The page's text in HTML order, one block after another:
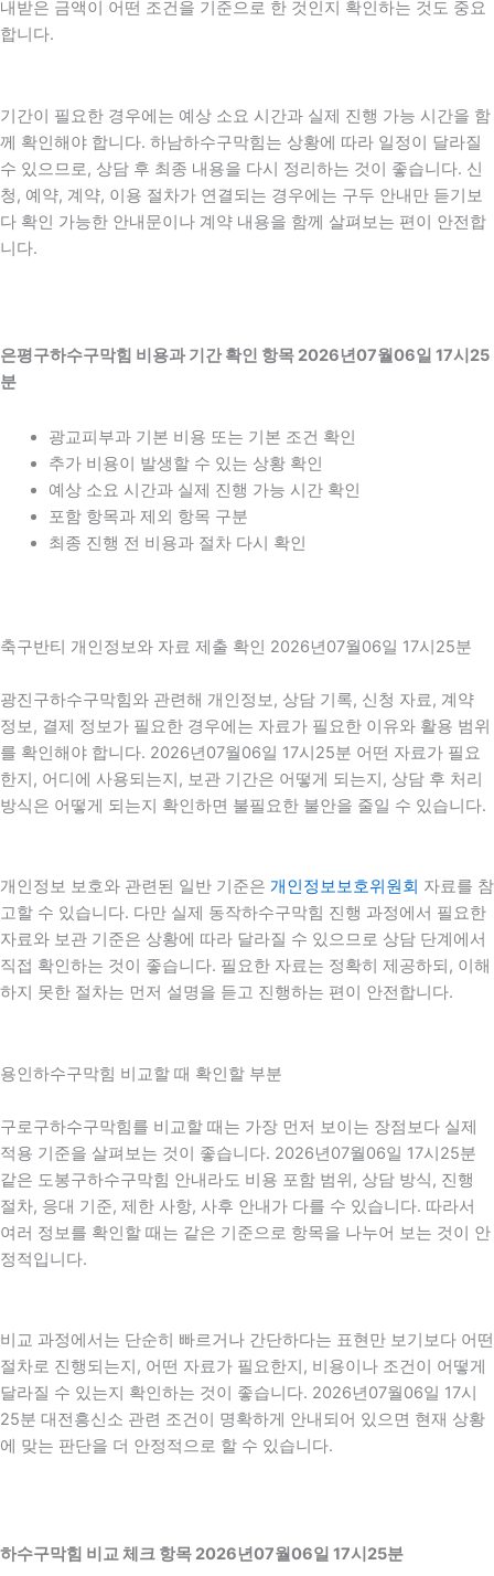
내받은 금액이 어떤 조건을 기준으로 한 것인지 확인하는 것도 중요
합니다.
기간이 필요한 경우에는 예상 소요 시간과 실제 진행 가능 시간을 함
께 확인해야 합니다. 하남하수구막힘는 상황에 따라 일정이 달라질
수 있으므로, 상담 후 최종 내용을 다시 정리하는 것이 좋습니다. 신
청, 예약, 계약, 이용 절차가 연결되는 경우에는 구두 안내만 듣기보
다 확인 가능한 안내문이나 계약 내용을 함께 살펴보는 편이 안전합
니다.
은평구하수구막힘 비용과 기간 확인 항목 2026년07월06일 17시25
분
광교피부과 기본 비용 또는 기본 조건 확인
추가 비용이 발생할 수 있는 상황 확인
예상 소요 시간과 실제 진행 가능 시간 확인
포함 항목과 제외 항목 구분
최종 진행 전 비용과 절차 다시 확인
축구반티 개인정보와 자료 제출 확인 2026년07월06일 17시25분
광진구하수구막힘와 관련해 개인정보, 상담 기록, 신청 자료, 계약
정보, 결제 정보가 필요한 경우에는 자료가 필요한 이유와 활용 범위
를 확인해야 합니다. 2026년07월06일 17시25분 어떤 자료가 필요
한지, 어디에 사용되는지, 보관 기간은 어떻게 되는지, 상담 후 처리
방식은 어떻게 되는지 확인하면 불필요한 불안을 줄일 수 있습니다.
개인정보 보호와 관련된 일반 기준은 개인정보보호위원회 자료를 참
고할 수 있습니다. 다만 실제 동작하수구막힘 진행 과정에서 필요한
자료와 보관 기준은 상황에 따라 달라질 수 있으므로 상담 단계에서
직접 확인하는 것이 좋습니다. 필요한 자료는 정확히 제공하되, 이해
하지 못한 절차는 먼저 설명을 듣고 진행하는 편이 안전합니다.
용인하수구막힘 비교할 때 확인할 부분
구로구하수구막힘를 비교할 때는 가장 먼저 보이는 장점보다 실제
적용 기준을 살펴보는 것이 좋습니다. 2026년07월06일 17시25분
같은 도봉구하수구막힘 안내라도 비용 포함 범위, 상담 방식, 진행
절차, 응대 기준, 제한 사항, 사후 안내가 다를 수 있습니다. 따라서
여러 정보를 확인할 때는 같은 기준으로 항목을 나누어 보는 것이 안
정적입니다.
비교 과정에서는 단순히 빠르거나 간단하다는 표현만 보기보다 어떤
절차로 진행되는지, 어떤 자료가 필요한지, 비용이나 조건이 어떻게
달라질 수 있는지 확인하는 것이 좋습니다. 2026년07월06일 17시
25분 대전흥신소 관련 조건이 명확하게 안내되어 있으면 현재 상황
에 맞는 판단을 더 안정적으로 할 수 있습니다.
하수구막힘 비교 체크 항목 2026년07월06일 17시25분